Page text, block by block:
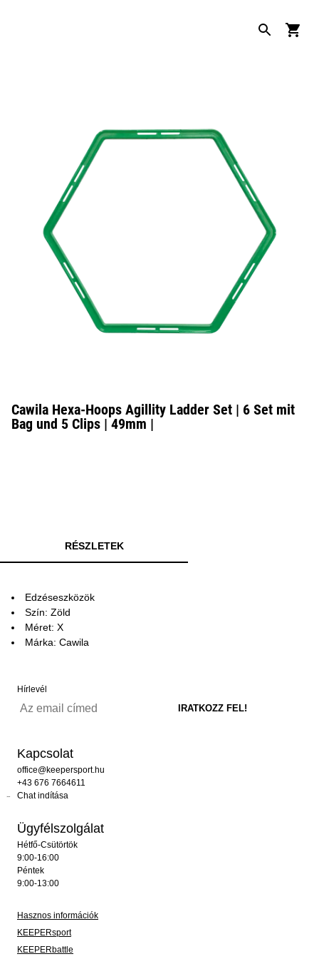
Cawila Hexa-Hoops Agillity Ladder Set | 6 Set mit
Bag und 5 Clips | 49mm |
RÉSZLETEK
Edzéseszközök
Szín: Zöld
Méret: X
Márka: Cawila
Hírlevél
Kapcsolat
office@keepersport.hu
+43 676 7664611
Chat indítása
Ügyfélszolgálat
Hétfő-Csütörtök
9:00-16:00
Péntek
9:00-13:00
Hasznos információk
KEEPERsport
KEEPERbattle